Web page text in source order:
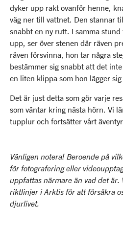
dyker upp rakt ovanför henne,
väg ner till vattnet. Den stannar
snabbt en ny rutt. I samma
upp, ser över stenen där räven
räven försvinna, hon tar några
bestämmer sig snabbt att det
en liten klippa som hon lägger
Det är just detta som gör varje
som väntar kring nästa hörn. Vi
tupplur och fortsätter vårt äventyr
Vänligen notera! Beroende på
för fotografering eller
uppfattas närmare än vad det
riktlinjer i Arktis för att försäkra
djurlivet.